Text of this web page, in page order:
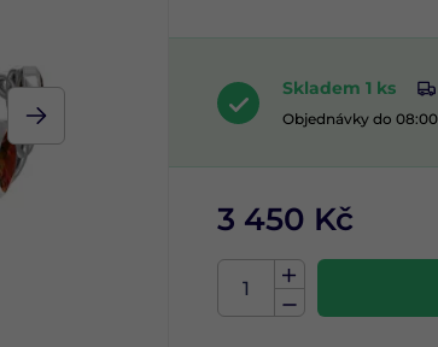
Skladem 1 ks
Objednávky do
3 450 Kč